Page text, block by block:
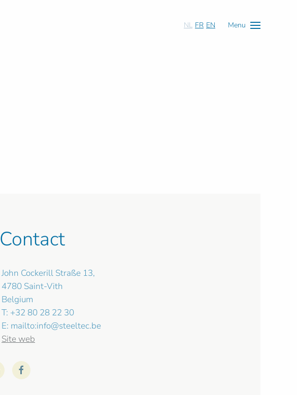
NL FR EN Menu
Contact
John Cockerill Straße 13,
4780 Saint-Vith
Belgium
T: +32 80 28 22 30
E: mailto:info@steeltec.be
Site web